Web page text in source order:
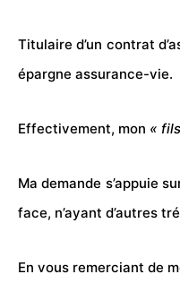
Titulaire d’un contrat
épargne assurance-vie.
Effectivement, mon «
Ma demande s’appuie
face, n’ayant d’autres
En vous remerciant de